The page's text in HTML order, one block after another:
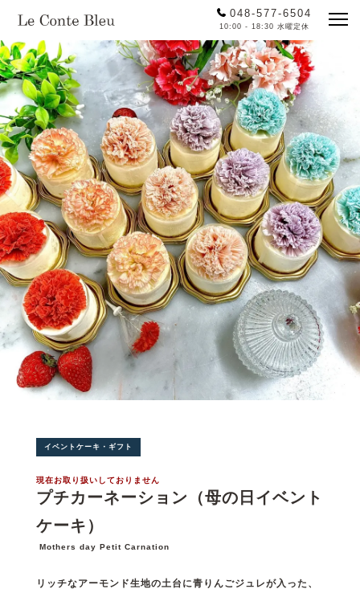
048-577-6504
10:00 - 18:30 水曜定休
イベントケーキ・ギフト
現在お取り扱いしておりません
プチカーネーション（母の日イベント
ケーキ）
Mothers day Petit Carnation
リッチなアーモンド生地の土台に青りんごジュレが入った、